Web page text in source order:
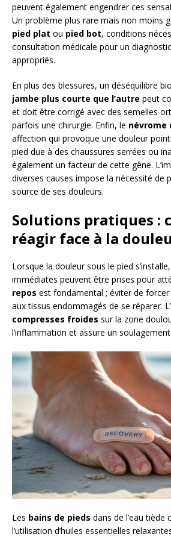
peuvent également engendrer ces
Un problème plus rare mais non moins
pied plat ou pied bot, conditions
consultation médicale pour un
appropriés.
En plus des blessures, un déséquilibre
jambe plus courte que l’autre peut
et doit être corrigé avec des semelles
parfois une chirurgie. Enfin, le névrome
affection qui provoque une douleur
pied due à des chaussures serrées ou
également un facteur de cette gêne.
diverses causes impose la nécessité de
source de ses douleurs.
Solutions pratiques :
réagir face à la
Lorsque la douleur sous le pied
immédiates peuvent être prises pour
repos est fondamental ; éviter de
aux tissus endommagés de se réparer.
compresses froides sur la zone
l’inflammation et assure un
Les bains de pieds dans de l’eau tiède
l’utilisation d’huiles essentielles